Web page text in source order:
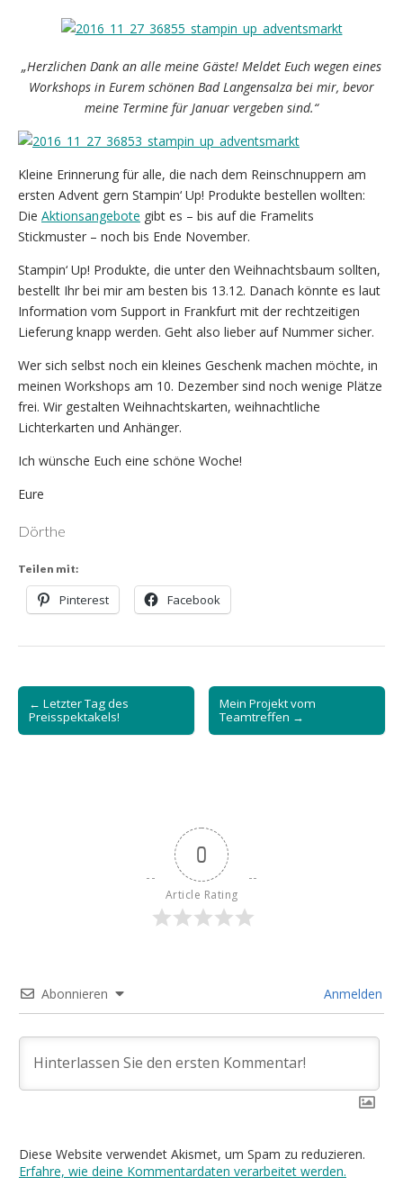
„Herzlichen Dank an alle meine Gäste! Meldet Euch wegen eines
Workshops in Eurem schönen Bad Langensalza bei mir, bevor
meine Termine für Januar vergeben sind.“
Kleine Erinnerung für alle, die nach dem Reinschnuppern am
ersten Advent gern Stampin‘ Up! Produkte bestellen wollten:
Die Aktionsangebote gibt es – bis auf die Framelits
Stickmuster – noch bis Ende November.
Stampin‘ Up! Produkte, die unter den Weihnachtsbaum sollten,
bestellt Ihr bei mir am besten bis 13.12. Danach könnte es laut
Information vom Support in Frankfurt mit der rechtzeitigen
Lieferung knapp werden. Geht also lieber auf Nummer sicher.
Wer sich selbst noch ein kleines Geschenk machen möchte, in
meinen Workshops am 10. Dezember sind noch wenige Plätze
frei. Wir gestalten Weihnachtskarten, weihnachtliche
Lichterkarten und Anhänger.
Ich wünsche Euch eine schöne Woche!
Eure
Dörthe
Teilen mit:
Pinterest Facebook
Post
navigation
← Letzter Tag des
Preisspektakels!
Mein Projekt vom
Teamtreffen →
0
Article Rating
Abonnieren Anmelden
Diese Website verwendet Akismet, um Spam zu reduzieren.
Erfahre, wie deine Kommentardaten verarbeitet werden.